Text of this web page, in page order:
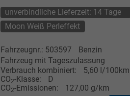
unverbindliche Lieferzeit: 14 Tage
Moon Weiß Perleffekt
Fahrzeugnr.: 503597
Benzin
Fahrzeug mit Tageszulassung
Verbrauch kombiniert:
5,60 l/100km
CO2-Klasse:
D
CO2-Emissionen: 127,00 g/km